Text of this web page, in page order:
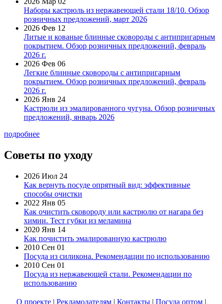
Наборы кастрюль из нержавеющей стали 18/10. Обзор
розничных предложений, март 2026
2026 Фев 12
Литые и кованые блинные сковороды с антипригарным
покрытием. Обзор розничных предложений, февраль
2026 г.
2026 Фев 06
Легкие блинные сковороды с антипригарным
покрытием. Обзор розничных предложений, февраль
2026 г.
2026 Янв 24
Кастрюли из эмалированного чугуна. Обзор розничных
предложений, январь 2026
подробнее
Советы по уходу
2026 Июл 24
Как вернуть посуде опрятный вид: эффективные
способы очистки
2022 Янв 05
Как очистить сковороду или кастрюлю от нагара без
химии. Тест губки из меламина
2020 Янв 14
Как почистить эмалированную кастрюлю
2010 Сен 01
Посуда из силикона. Рекомендации по использованию
2010 Сен 01
Посуда из нержавеющей стали. Рекомендации по
использованию
О проекте| Рекламодателям| Контакты| Посуда оптом|